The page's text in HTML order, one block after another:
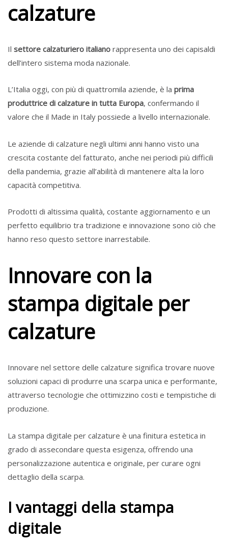
calzature
Il settore calzaturiero italiano rappresenta uno dei capisaldi
dell’intero sistema moda nazionale.
L’Italia oggi, con più di quattromila aziende, è la prima
produttrice di calzature in tutta Europa, confermando il
valore che il Made in Italy possiede a livello internazionale.
Le aziende di calzature negli ultimi anni hanno visto una
crescita costante del fatturato, anche nei periodi più difficili
della pandemia, grazie all’abilità di mantenere alta la loro
capacità competitiva.
Prodotti di altissima qualità, costante aggiornamento e un
perfetto equilibrio tra tradizione e innovazione sono ciò che
hanno reso questo settore inarrestabile.
Innovare con la
stampa digitale per
calzature
Innovare nel settore delle calzature significa trovare nuove
soluzioni capaci di produrre una scarpa unica e performante,
attraverso tecnologie che ottimizzino costi e tempistiche di
produzione.
La stampa digitale per calzature è una finitura estetica in
grado di assecondare questa esigenza, offrendo una
personalizzazione autentica e originale, per curare ogni
dettaglio della scarpa.
I vantaggi della stampa
digitale